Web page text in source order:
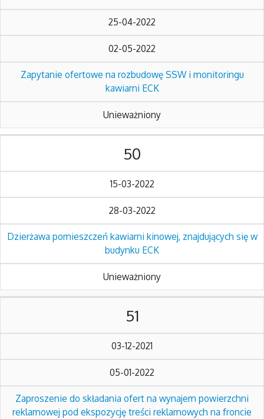
25-04-2022
02-05-2022
Zapytanie ofertowe na rozbudowę SSW i monitoringu
kawiarni ECK
Unieważniony
50
15-03-2022
28-03-2022
Dzierżawa pomieszczeń kawiarni kinowej, znajdujących się w
budynku ECK
Unieważniony
51
03-12-2021
05-01-2022
Zaproszenie do składania ofert na wynajem powierzchni
reklamowej pod ekspozycję treści reklamowych na froncie